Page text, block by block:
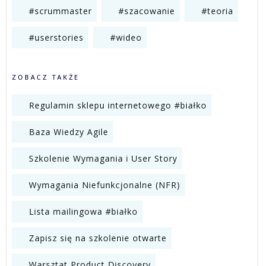
#scrummaster #szacowanie #teoria
#userstories #wideo
ZOBACZ TAKŻE
Regulamin sklepu internetowego #białko
Baza Wiedzy Agile
Szkolenie Wymagania i User Story
Wymagania Niefunkcjonalne (NFR)
Lista mailingowa #białko
Zapisz się na szkolenie otwarte